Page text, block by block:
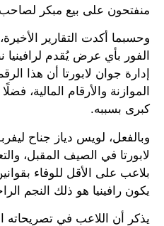
منفتحون على بيع مبكر لصاحب الـ 27
وحسبما أكدت التقارير
إدارة جوان لابورتا أن هذا
الموازنة والأرقام المالية،
كبرى بسببه.
وبالفعل، لويس دياز جناح
لابورتا في الصيف المقبل،
بلاعب على الأقل للوفاء
يكون رافينيا هو ذلك النجم
يذكر أن اللاعب في تصريحاته